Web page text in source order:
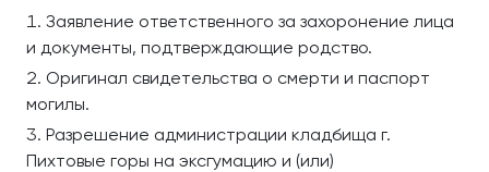
Заявление ответственного за захоронение лица
и документы, подтверждающие родство.
Оригинал свидетельства о смерти и паспорт
могилы.
Разрешение администрации кладбища г.
Пихтовые горы на эксгумацию и (или)